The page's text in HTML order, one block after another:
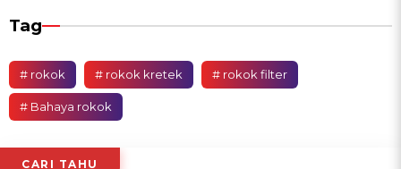
Tag
# rokok # rokok kretek # rokok filter
# Bahaya rokok
CARI TAHU